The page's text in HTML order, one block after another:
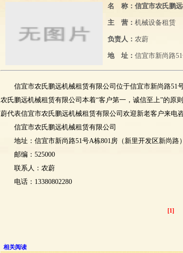
名 称： 信宜市农氏鹏
主 营： 机械设备租赁
负责人： 农蔚
地 址： 信宜市新尚路
信宜市农氏鹏远机械租赁有限公司位于信宜市新尚路51
农氏鹏远机械租赁有限公司本着“客户第一，诚信至上”的原
蔚代表信宜市农氏鹏远机械租赁有限公司欢迎新老客户来电咨
信宜市农氏鹏远机械租赁有限公司
地址：信宜市新尚路51号A栋801房（新里开发区新尚路）
邮编：525000
联系人：农蔚
电话：13380802280
[1]
相关阅读